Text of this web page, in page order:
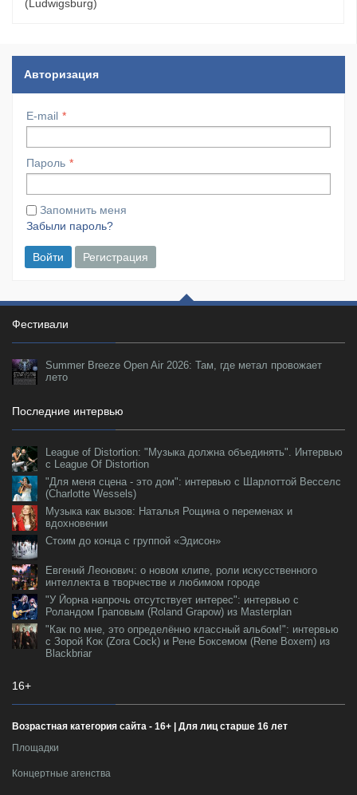
(Ludwigsburg)
Авторизация
E-mail
Пароль
Запомнить меня
Забыли пароль?
Войти Регистрация
Фестивали
Summer Breeze Open Air 2026: Там, где метал провожает
лето
Последние интервью
League of Distortion: "Музыка должна объединять". Интервью
с League Of Distortion
"Для меня сцена - это дом": интервью с Шарлоттой Весселс
(Charlotte Wessels)
Музыка как вызов: Наталья Рощина о переменах и
вдохновении
Стоим до конца с группой «Эдисон»
Евгений Леонович: о новом клипе, роли искусственного
интеллекта в творчестве и любимом городе
"У Йорна напрочь отсутствует интерес": интервью с
Роландом Граповым (Roland Grapow) из Masterplan
"Как по мне, это определённо классный альбом!": интервью
с Зорой Кок (Zora Cock) и Рене Боксемом (Rene Boxem) из
Blackbriar
16+
Возрастная категория сайта - 16+ | Для лиц старше 16 лет
Площадки
Концертные агенства